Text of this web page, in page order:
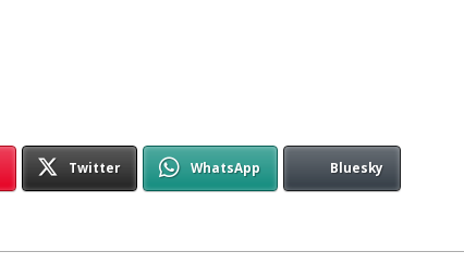
Twitter WhatsApp Bluesky